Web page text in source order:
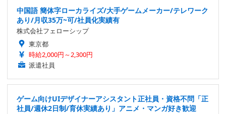
中国語 簡体字ローカライズ/大手ゲームメーカー/テレワーク
あり/月収35万~可/社員化実績有
株式会社フェローシップ
東京都
時給2,000円～2,300円
派遣社員
ゲーム向けUIデザイナーアシスタント正社員・資格不問「正
社員/週休2日制/育休実績あり」アニメ・マンガ好き歓迎